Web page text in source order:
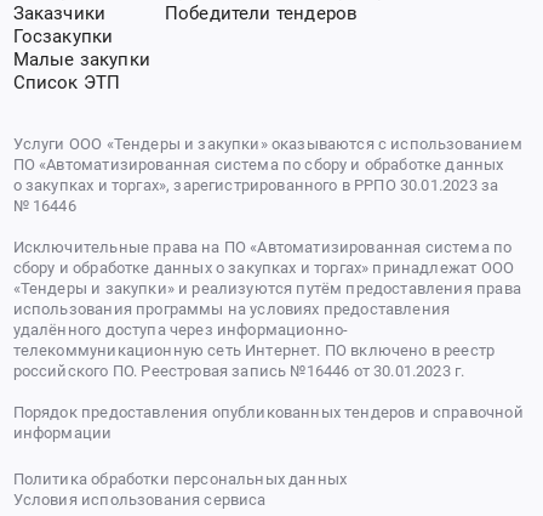
Заказчики
Госзакупки
Малые закупки
Список ЭТП
Победители тендеров
Услуги ООО «Тендеры и закупки» оказываются с использованием
ПО «Автоматизированная система по сбору и обработке данных
о закупках и торгах», зарегистрированного в РРПО 30.01.2023 за
№ 16446
Исключительные права на ПО «Автоматизированная система по
сбору и обработке данных о закупках и торгах» принадлежат ООО
«Тендеры и закупки» и реализуются путём предоставления права
использования программы на условиях предоставления
удалённого доступа через информационно-
телекоммуникационную сеть Интернет. ПО включено в реестр
российского ПО. Реестровая запись №16446 от 30.01.2023 г.
Порядок предоставления опубликованных тендеров и справочной
информации
Политика обработки персональных данных
Условия использования сервиса